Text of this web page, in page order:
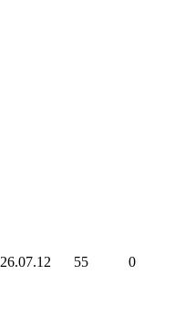
26.07.12 55 0